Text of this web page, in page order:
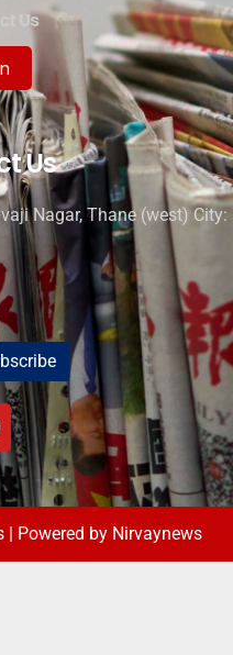
Us
Us
Nagar, Thane (west) City:
Powered by Nirvaynews